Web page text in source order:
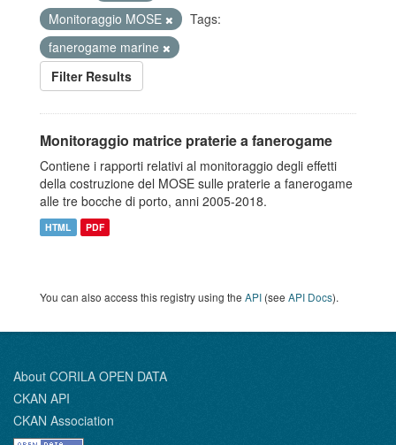
Monitoraggio MOSE
Tags:
fanerogame marine
Filter Results
Monitoraggio matrice praterie a fanerogame
Contiene i rapporti relativi al monitoraggio degli effetti
della costruzione del MOSE sulle praterie a fanerogame
alle tre bocche di porto, anni 2005-2018.
HTML PDF
You can also access this registry using the API (see API Docs).
About CORILA OPEN DATA
CKAN API
CKAN Association